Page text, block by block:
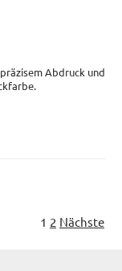
Abdruck und
1 2 Nächste